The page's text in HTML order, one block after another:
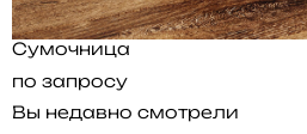
Сумочница
по запросу
Вы недавно смотрели